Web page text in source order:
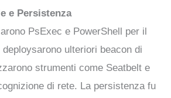
e Persistenza
PsExec e PowerShell per il
ulteriori beacon di
strumenti come Seatbelt e
di rete. La persistenza fu